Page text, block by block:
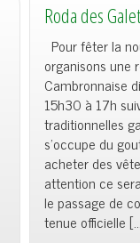
Roda des
Pour fêter la
organisons une
Cambronnaise
15h30 à 17h
traditionnelles
s’occupe du
acheter des
attention ce
le passage de
tenue officielle